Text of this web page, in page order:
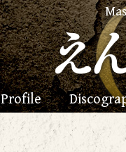
Profile